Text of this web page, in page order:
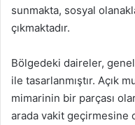
sunmakta, sosyal
çıkmaktadır.
Bölgedeki daireler,
ile tasarlanmıştır. Açık
mimarinin bir parçası
arada vakit geçirmesine